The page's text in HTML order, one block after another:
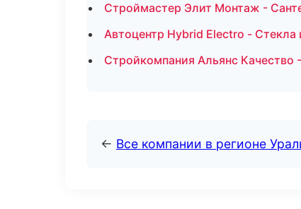
Строймастер Элит Монтаж -
Автоцентр Hybrid Electro - Стекла
Стройкомпания Альянс Качество
← Все компании в регионе